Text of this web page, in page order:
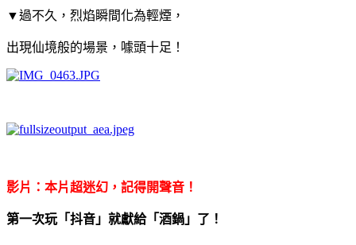
▼過不久，烈焰瞬間化為輕煙，
出現仙境般的場景，噱頭十足！
影片：本片超迷幻，記得開聲音！
第一次玩「抖音」就獻給「酒鍋」了！